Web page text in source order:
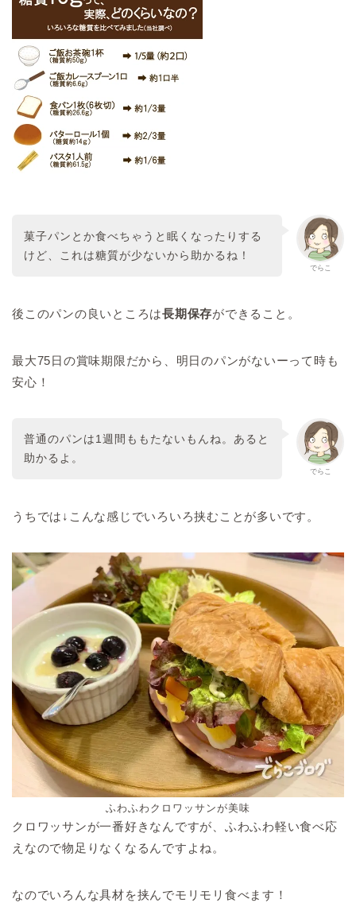
でらこ
菓子パンとか食べちゃうと眠くなったりする
けど、これは糖質が少ないから助かるね！
後このパンの良いところは長期保存ができること。
最大75日の賞味期限だから、明日のパンがないーって時も
安心！
でらこ
普通のパンは1週間ももたないもんね。あると
助かるよ。
うちでは↓こんな感じでいろいろ挟むことが多いです。
ふわふわクロワッサンが美味
クロワッサンが一番好きなんですが、ふわふわ軽い食べ応
えなので物足りなくなるんですよね。
なのでいろんな具材を挟んでモリモリ食べます！